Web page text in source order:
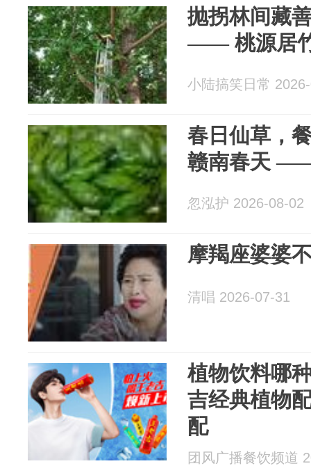
抛拐林间藏
—— 桃源居
小陆搞笑日常
春日仙草，
赣南春天
忽泓护 2026-08-02
摩羯座婆婆
清唱 2026-07-31
植物饮料哪
吉经典植物
配
团风广播餐饮频道